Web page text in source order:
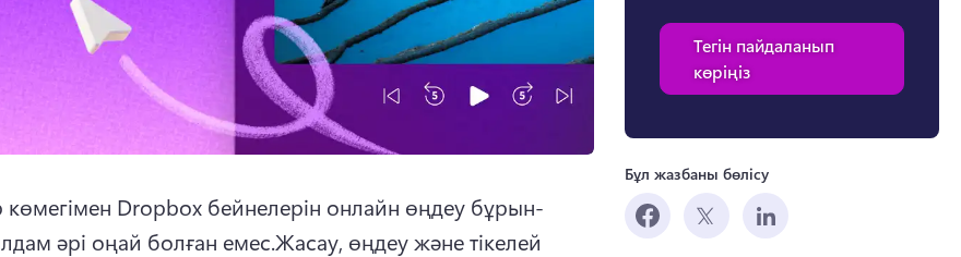
көмегімен Dropbox бейнелерін онлайн өңдеу бұрын-
әрі оңай болған емес.Жасау, өңдеу және тікелей
Тегін пайдаланып
көріңіз
Бұл жазбаны бөлісу